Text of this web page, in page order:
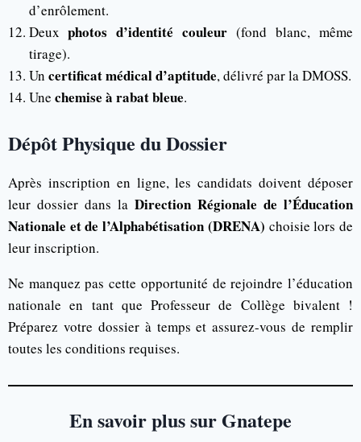
d’enrôlement.
Deuxphotos d’identité couleur (fond blanc, même
tirage).
Un certificat médical d’aptitude, délivré par la DMOSS.
Une chemise à rabat bleue.
Dépôt Physique du Dossier
Après inscription en ligne, les candidats doivent déposer
leur dossier dans la Direction Régionale de l’Éducation
Nationale et de l’Alphabétisation (DRENA) choisie lors de
leur inscription.
Ne manquez pas cette opportunité de rejoindre l’éducation
nationale en tant que Professeur de Collège bivalent !
Préparez votre dossier à temps et assurez-vous de remplir
toutes les conditions requises.
En savoir plus sur Gnatepe